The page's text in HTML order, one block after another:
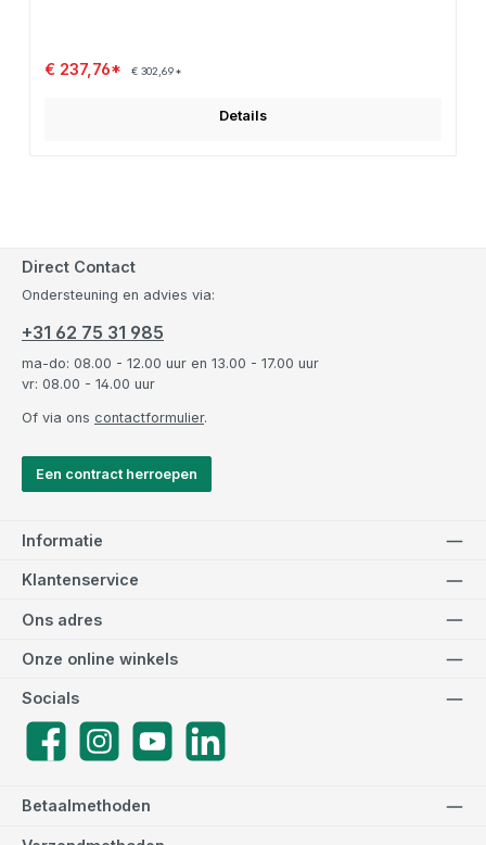
€ 237,76* € 302,69*
Details
Direct Contact
Ondersteuning en advies via:
+31 62 75 31 985
ma-do: 08.00 - 12.00 uur en 13.00 - 17.00 uur
vr: 08.00 - 14.00 uur
Of via ons contactformulier.
Een contract herroepen
Informatie
Klantenservice
Betaalmethoden
Ons adres
Socials
FacebookInstagramYouTube
Onze online winkels